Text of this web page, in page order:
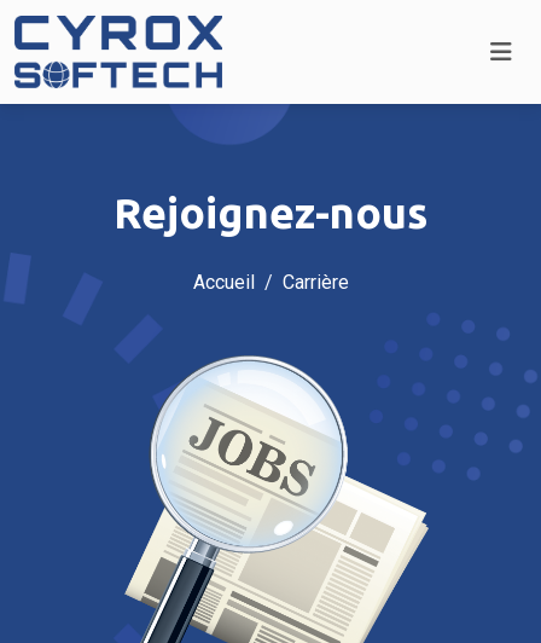
Rejoignez-nous
Accueil Carrière